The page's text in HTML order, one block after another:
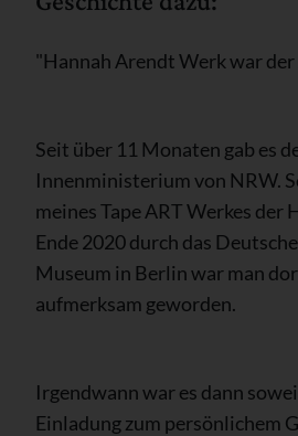
"Hannah Arendt Werk war
Seit über 11 Monaten gab es
Innenministerium von NRW.
meines Tape ART Werkes der
Ende 2020 durch das
Museum in Berlin war man
aufmerksam geworden.
Irgendwann war es dann
Einladung zum persönlichem